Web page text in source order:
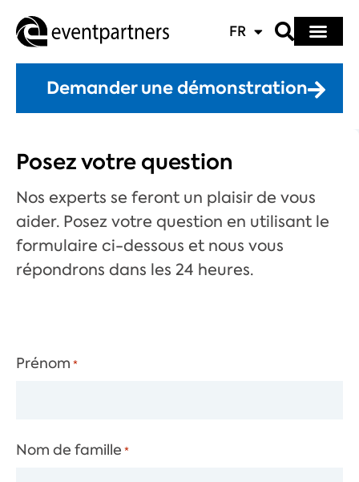
FR
Demander une démonstration
Posez votre question
Nos experts se feront un plaisir de vous
aider. Posez votre question en utilisant le
formulaire ci-dessous et nous vous
répondrons dans les 24 heures.
Prénom *
Nom de famille *